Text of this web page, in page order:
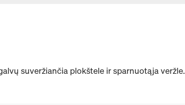
suveržiančia plokštele ir sparnuotąja veržle.